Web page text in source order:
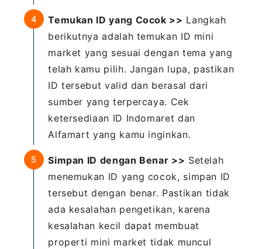
Temukan ID yang Cocok >> Langkah
berikutnya adalah temukan ID mini
market yang sesuai dengan tema yang
telah kamu pilih. Jangan lupa, pastikan
ID tersebut valid dan berasal dari
sumber yang terpercaya. Cek
ketersediaan ID Indomaret dan
Alfamart yang kamu inginkan.
Simpan ID dengan Benar >> Setelah
menemukan ID yang cocok, simpan ID
tersebut dengan benar. Pastikan tidak
ada kesalahan pengetikan, karena
kesalahan kecil dapat membuat
properti mini market tidak muncul